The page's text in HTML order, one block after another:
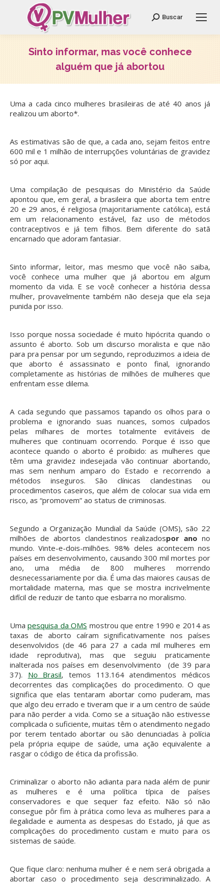
Search:
Buscar
Sinto informar, mas você conhece
alguém que já abortou
Uma a cada cinco mulheres brasileiras de até 40 anos já
realizou um aborto*.
As estimativas são de que, a cada ano, sejam feitos entre
600 mil e 1 milhão de interrupções voluntárias de gravidez
só por aqui.
Uma compilação de pesquisas do Ministério da Saúde
apontou que, em geral, a brasileira que aborta tem entre
20 e 29 anos, é religiosa (majoritariamente católica), está
em um relacionamento estável, faz uso de métodos
contraceptivos e já tem filhos. Bem diferente do satã
encarnado que adoram fantasiar.
Sinto informar, leitor, mas mesmo que você não saiba,
você conhece uma mulher que já abortou em algum
momento da vida. E se você conhecer a história dessa
mulher, provavelmente também não deseja que ela seja
punida por isso.
Isso porque nossa sociedade é muito hipócrita quando o
assunto é aborto. Sob um discurso moralista e que não
para pra pensar por um segundo, reproduzimos a ideia de
que aborto é assassinato e ponto final, ignorando
completamente as histórias de milhões de mulheres que
enfrentam esse dilema.
A cada segundo que passamos tapando os olhos para o
problema e ignorando suas nuances, somos culpados
pelas milhares de mortes totalmente evitáveis de
mulheres que continuam ocorrendo. Porque é isso que
acontece quando o aborto é proibido: as mulheres que
têm uma gravidez indesejada vão continuar abortando,
mas sem nenhum amparo do Estado e recorrendo a
métodos inseguros. São clínicas clandestinas ou
procedimentos caseiros, que além de colocar sua vida em
risco, as “promovem” ao status de criminosas.
Segundo a Organização Mundial da Saúde (OMS), são 22
milhões de abortos clandestinos realizadospor ano no
mundo. Vinte-e-dois-milhões. 98% deles acontecem nos
países em desenvolvimento, causando 300 mil mortes por
ano, uma média de 800 mulheres morrendo
desnecessariamente por dia. É uma das maiores causas de
mortalidade materna, mas que se mostra incrivelmente
difícil de reduzir de tanto que esbarra no moralismo.
Umapesquisa da OMS mostrou que entre 1990 e 2014 as
taxas de aborto caíram significativamente nos países
desenvolvidos (de 46 para 27 a cada mil mulheres em
idade reprodutiva), mas que seguiu praticamente
inalterada nos países em desenvolvimento (de 39 para
37). No Brasil, temos 113.164 atendimentos médicos
decorrentes das complicações do procedimento. O que
significa que elas tentaram abortar como puderam, mas
que algo deu errado e tiveram que ir a um centro de saúde
para não perder a vida. Como se a situação não estivesse
complicada o suficiente, muitas têm o atendimento negado
por terem tentado abortar ou são denunciadas à polícia
pela própria equipe de saúde, uma ação equivalente a
rasgar o código de ética da profissão.
Criminalizar o aborto não adianta para nada além de punir
as mulheres e é uma política típica de países
conservadores e que sequer faz efeito. Não só não
consegue pôr fim à prática como leva as mulheres para a
ilegalidade e aumenta as despesas do Estado, já que as
complicações do procedimento custam e muito para os
sistemas de saúde.
Que fique claro: nenhuma mulher é e nem será obrigada a
abortar caso o procedimento seja descriminalizado. A